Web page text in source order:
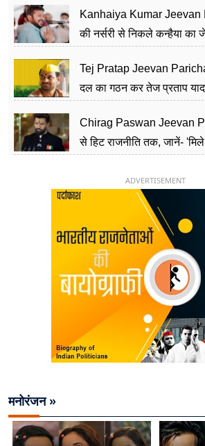
Kanhaiya Kumar Jeevan
की नर्सरी से निकले कन्हैया का
Tej Pratap Jeevan
दल का गठन कर तेज प्रताप
Chirag Paswan Jeevan
से हिट राजनीति तक, जानें-
ADVERTISEMENT
मनोरंजन »